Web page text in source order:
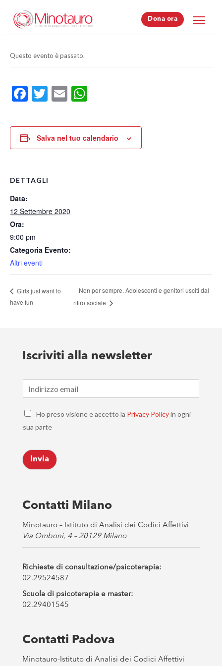
Dona ora
Dona ora
Questo evento è passato.
Facebook
Twitter
Email
Salva nel tuo calendario
DETTAGLI
Data:
12 Settembre 2020
Ora:
9:00 pm
Categoria Evento:
Altri eventi
Girls just want to
have fun
Non per sempre. Adolescenti e genitori usciti dal
ritiro sociale
Iscriviti alla newsletter
m
*
C
e
k
b
o
s
*
Ho preso visione e accetto la Privacy Policyin ogni
sua parte
Invia
Contatti Milano
Minotauro – Istituto di Analisi dei Codici Affettivi
Via Omboni, 4 – 20129 Milano
Richieste di consultazione/psicoterapia:
02.29524587
Scuola di psicoterapia e master:
02.29401545
Contatti Padova
Minotauro-Istituto di Analisi dei Codici Affettivi